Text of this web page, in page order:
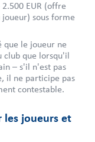
EUR (offre
joueur) sous forme
le joueur ne
club que lorsqu'il
– s'il n'est pas
il ne participe pas
contestable.
les joueurs et